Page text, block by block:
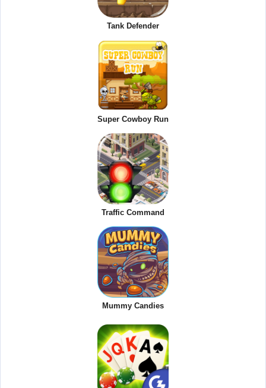
Tank Defender
Super Cowboy Run
Traffic Command
Mummy Candies